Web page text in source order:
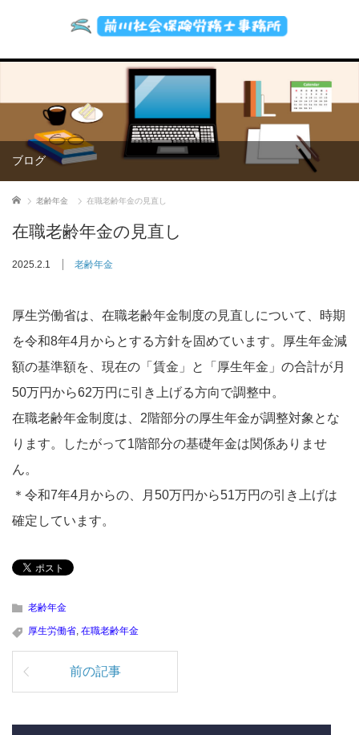
ブログ
ホーム 老齢年金 在職老齢年金の見直し
在職老齢年金の見直し
2025.2.1 老齢年金
厚生労働省は、在職老齢年金制度の見直しについて、時期
を令和8年4月からとする方針を固めています。厚生年金減
額の基準額を、現在の「賃金」と「厚生年金」の合計が月
50万円から62万円に引き上げる方向で調整中。
在職老齢年金制度は、2階部分の厚生年金が調整対象とな
ります。したがって1階部分の基礎年金は関係ありませ
ん。
＊令和7年4月からの、月50万円から51万円の引き上げは
確定しています。
老齢年金
厚生労働省, 在職老齢年金
前の記事